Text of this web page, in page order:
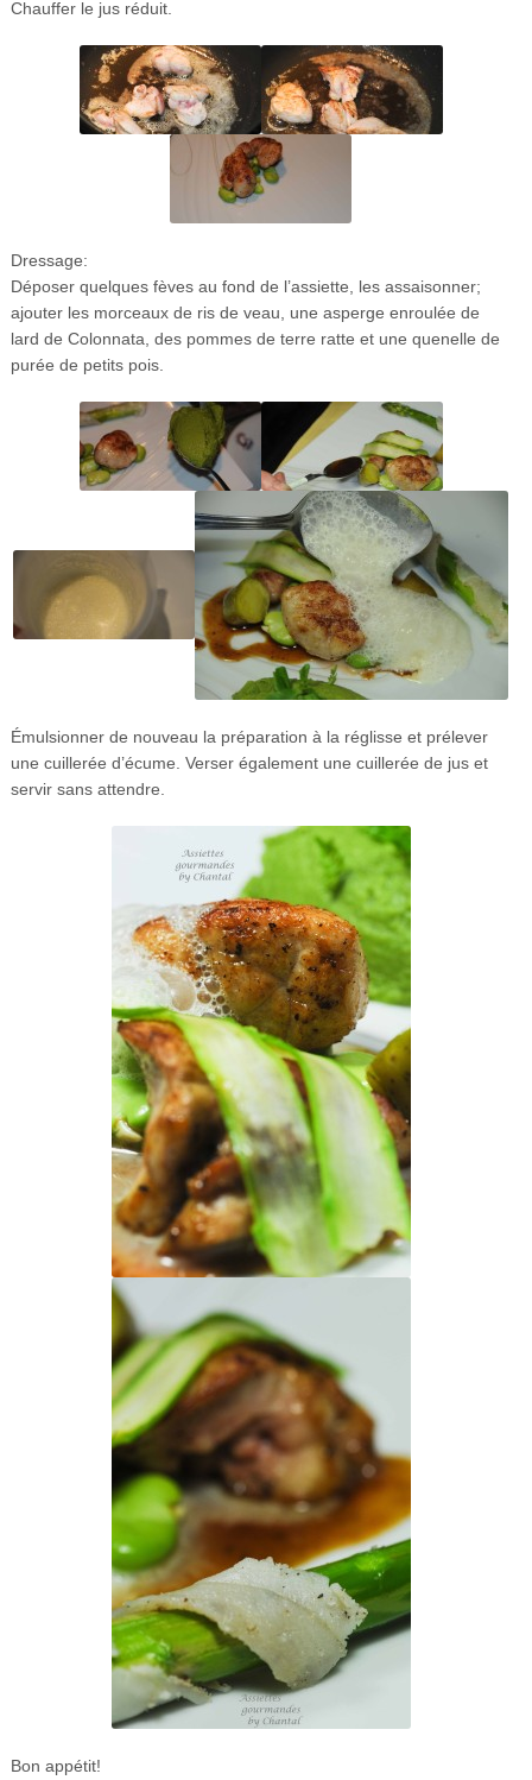
Chauffer le jus réduit.
Dressage:
Déposer quelques fèves au fond de l’assiette, les assaisonner;
ajouter les morceaux de ris de veau, une asperge enroulée de
lard de Colonnata, des pommes de terre ratte et une quenelle de
purée de petits pois.
Émulsionner de nouveau la préparation à la réglisse et prélever
une cuillerée d’écume. Verser également une cuillerée de jus et
servir sans attendre.
Bon appétit!